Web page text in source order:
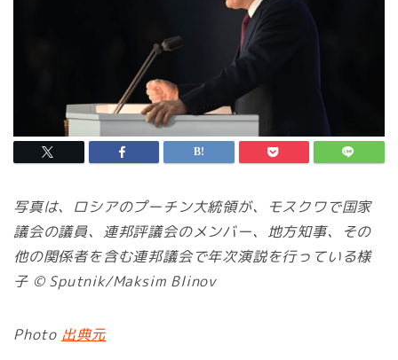
写真は、ロシアのプーチン大統領が、モスクワで国家
議会の議員、連邦評議会のメンバー、地方知事、その
他の関係者を含む連邦議会で年次演説を行っている様
子 © Sputnik/Maksim Blinov
Photo 出典元